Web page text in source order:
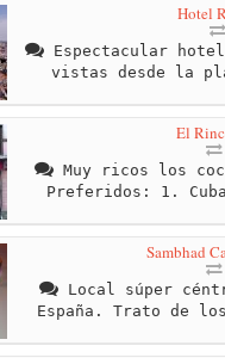
Hotel
Espectacular
vistas desde la
El
Muy ricos los
Preferidos: 1.
Sambhad
Local súper
España. Trato de